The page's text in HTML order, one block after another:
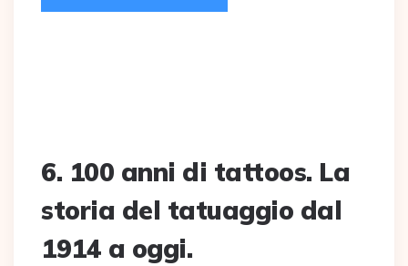
6. 100 anni di tattoos. La
storia del tatuaggio dal
1914 a oggi.